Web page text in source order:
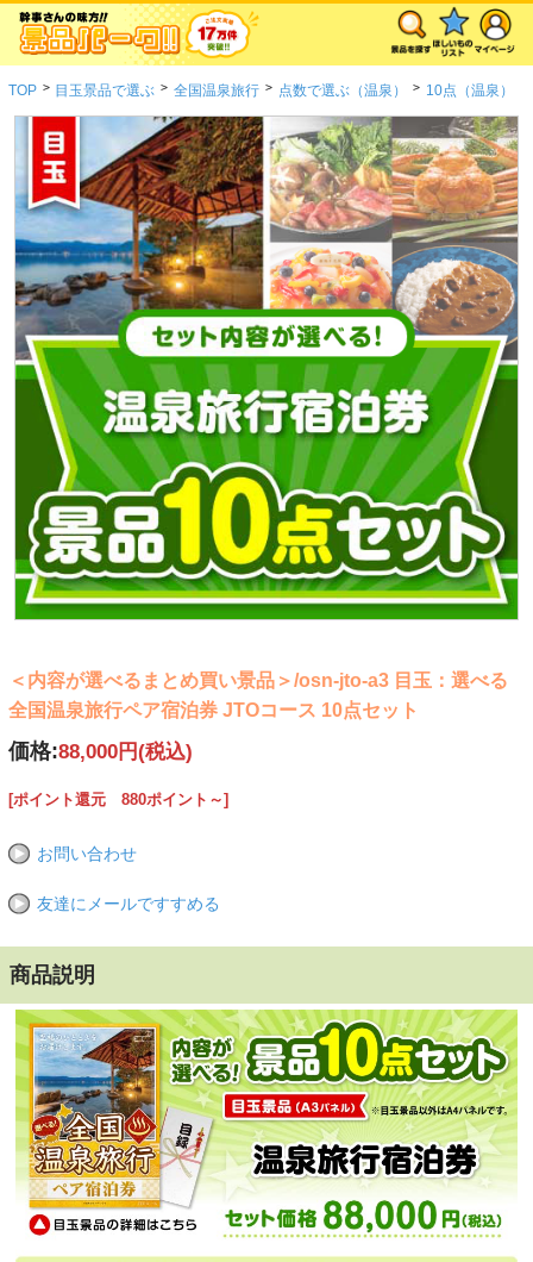
TOP > 目玉景品で選ぶ > 全国温泉旅行 > 点数で選ぶ（温泉） > 10点（温泉）
＜内容が選べるまとめ買い景品＞/osn-jto-a3 目玉：選べる
全国温泉旅行ペア宿泊券 JTOコース 10点セット
価格:88,000円(税込)
[ポイント還元 880ポイント～]
お問い合わせ
友達にメールですすめる
商品説明